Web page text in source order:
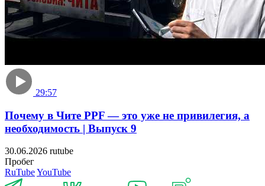
29:57
Почему в Чите PPF — это уже не привилегия, а
необходимость | Выпуск 9
30.06.2026 rutube
Пробе
RuTubeYouTube